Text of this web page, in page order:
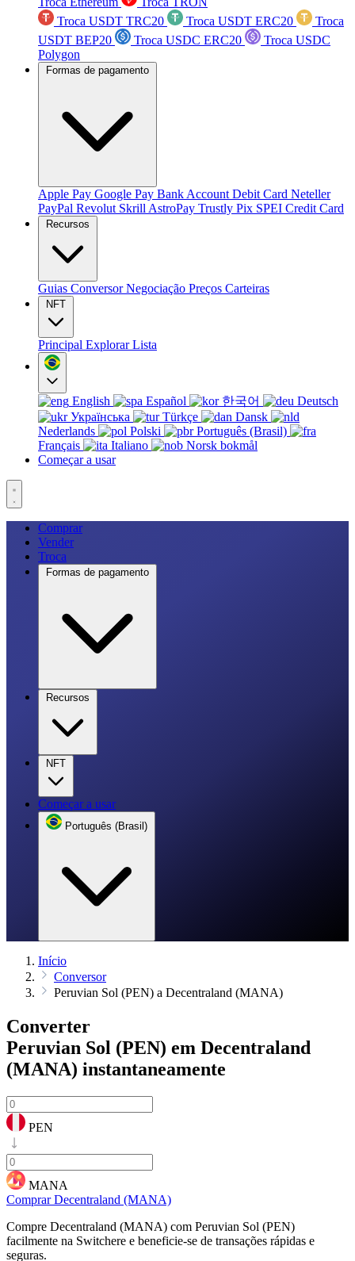
Troca USDT TRC20
Troca USDT ERC20
Troca
USDT BEP20
Troca USDC ERC20
Troca USDC
Polygon
Formas de pagamento
Apple Pay Google Pay Bank Account Debit Card Neteller
PayPal Revolut Skrill AstroPay Trustly Pix SPEI Credit Card
Recursos
Guias ConversorNegociação Preços Carteiras
NFT
Principal ExplorarLista
English Español 한국어
Deutsch
Українська
Türkçe
Dansk
Nederlands
Polski
Português (Brasil)
Français
Italiano
Norsk bokmål
Começar a usar
Comprar
Vender
Troca
Formas de pagamento
Recursos
NFT
Começar a usar
Português (Brasil)
Início
Conversor
Peruvian Sol (PEN) a Decentraland (MANA)
Converter
Peruvian Sol (PEN) em Decentraland
(MANA) instantaneamente
PEN
MANA
Comprar Decentraland (MANA)
Compre Decentraland (MANA) com Peruvian Sol (PEN)
facilmente na Switchere e beneficie-se de transações rápidas e
seguras.